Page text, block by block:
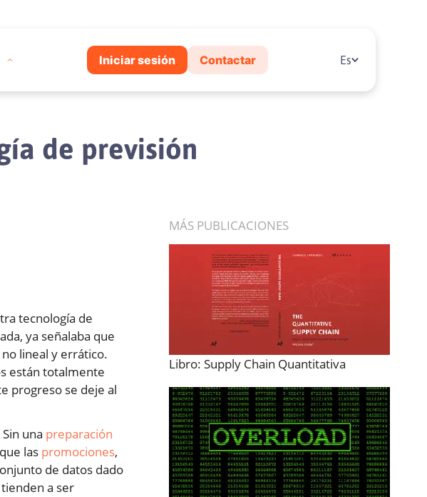
Iniciar sesión Contactar Es
de previsión
tecnología de
ya señalaba que
lineal y errático.
están totalmente
progreso se deje al
una preparación
las promociones,
de datos dado
a ser
MÁS PUBLICACIONES
Libro: Supply Chain Quantitativa